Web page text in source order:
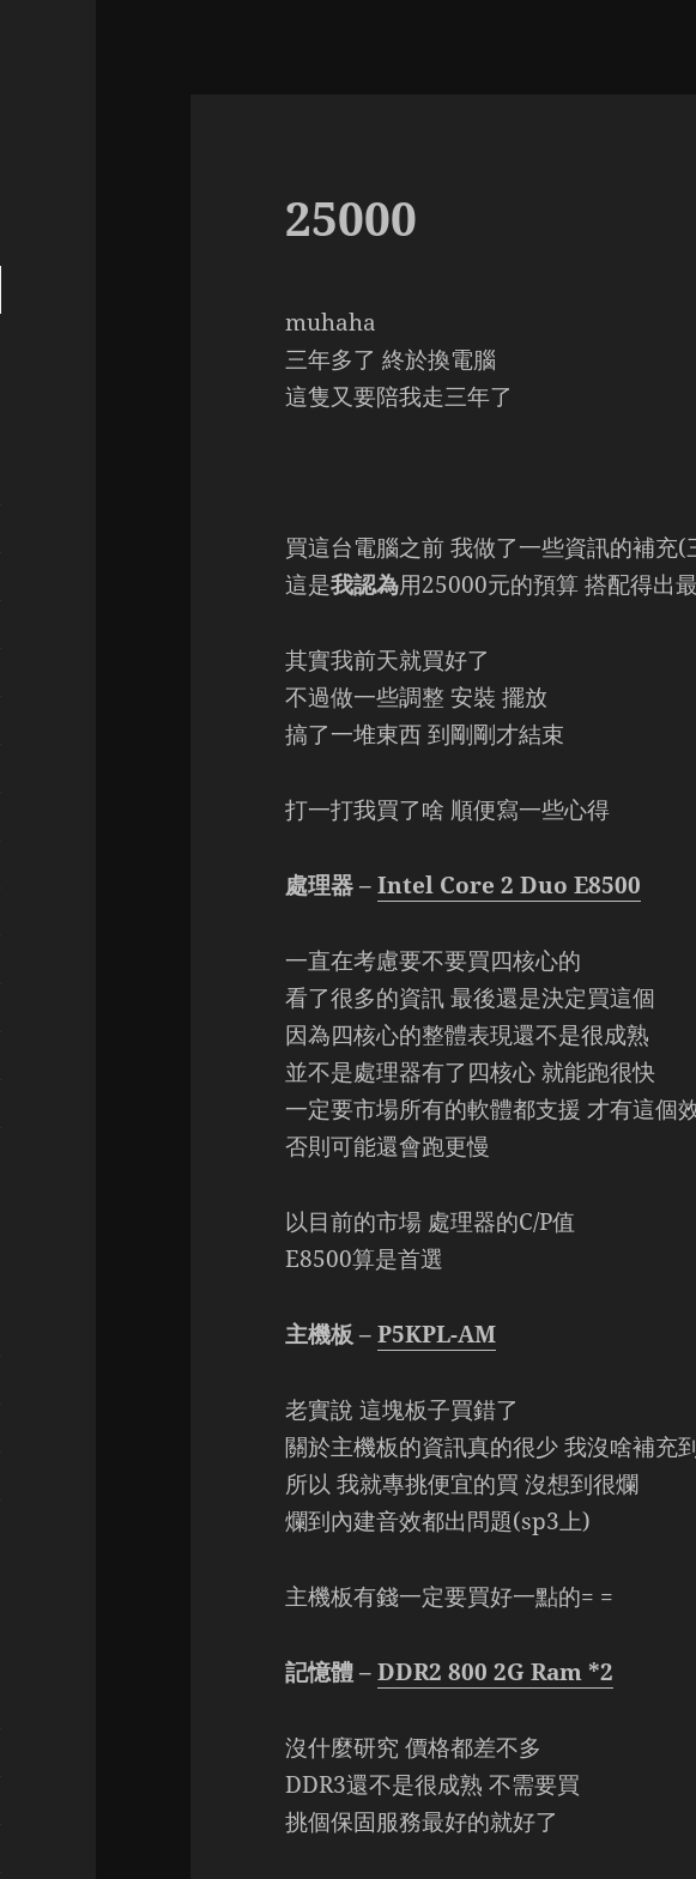
25000
muhaha
三年多了 終於換電腦
這隻又要陪我走三年了
買這台電腦之前 我做了一些資訊的補充
這是我認為用25000元的預算 搭配得出
其實我前天就買好了
不過做一些調整 安裝 擺放
搞了一堆東西 到剛剛才結束
打一打我買了啥 順便寫一些心得
處理器 –Intel Core 2 Duo E8500
一直在考慮要不要買四核心的
看了很多的資訊 最後還是決定買這個
因為四核心的整體表現還不是很成熟
並不是處理器有了四核心 就能跑很快
一定要市場所有的軟體都支援 才有這個
否則可能還會跑更慢
以目前的市場 處理器的C/P值
E8500算是首選
主機板 –P5KPL-AM
老實說 這塊板子買錯了
關於主機板的資訊真的很少 我沒啥補充
所以 我就專挑便宜的買 沒想到很爛
爛到內建音效都出問題(sp3上)
主機板有錢一定要買好一點的= =
記憶體 –DDR2 800 2G Ram *2
沒什麼研究 價格都差不多
DDR3還不是很成熟 不需要買
挑個保固服務最好的就好了